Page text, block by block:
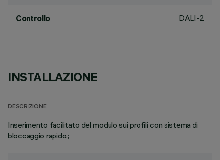
Controllo DALI-2
INSTALLAZIONE
DESCRIZIONE
Inserimento facilitato del modulo sui profili con sistema di
bloccaggio rapido.;